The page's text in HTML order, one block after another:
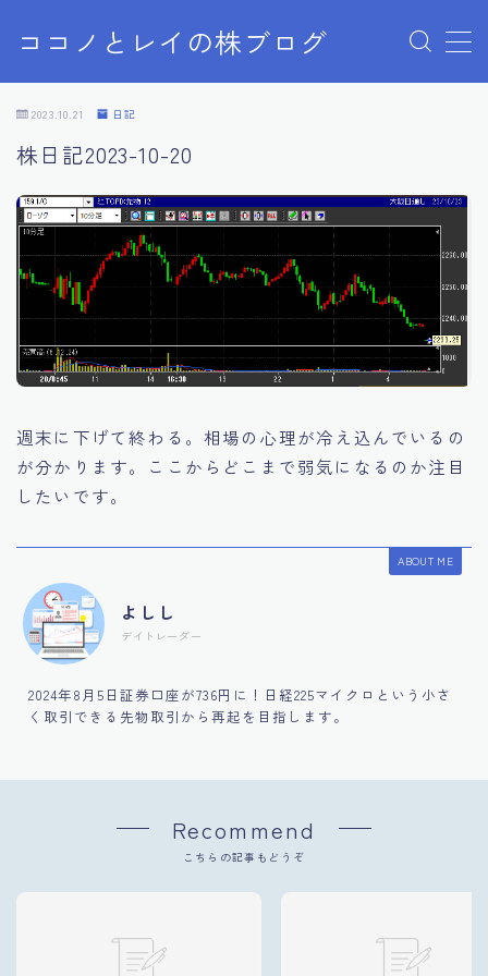
ココノとレイの株ブログ
MENU
お問い合わせ
サンプルページ
デモプリセット記事 Part07
プライバシーポリシー
プライバシーポリシー
利用規約／特定商取引法に基づく表記
有料記事の決済完了ページ
株ブログ
特定商取引法に基づく表記
運営者情報
2023.10.21 日記
株日記2023-10-20
週末に下げて終わる。相場の心理が冷え込んでいるの
が分かります。ここからどこまで弱気になるのか注目
したいです。
ABOUT ME
よしし
デイトレーダー
2024年8月5日証券口座が736円に！日経225マイクロという小さ
く取引できる先物取引から再起を目指します。
Recommend
こちらの記事もどうぞ